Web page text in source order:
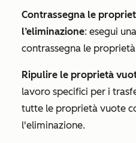
Contrassegna le
l’eliminazione: esegui
contrassegna le
Ripulire le proprietà
lavoro specifici per i
tutte le proprietà vuote
l'eliminazione.